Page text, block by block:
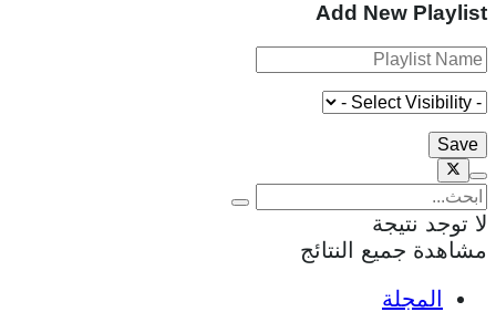
Add New Playlist
لا توجد نتيجة
مشاهدة جميع النتائج
المجلة